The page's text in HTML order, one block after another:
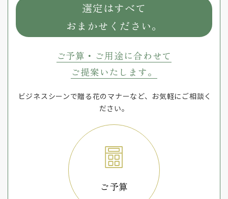
選定はすべて
おまかせください。
ご予算・ご用途に合わせて
ご提案いたします。
ビジネスシーンで贈る花のマナーなど、お気軽にご相談く
ださい。
ご予算